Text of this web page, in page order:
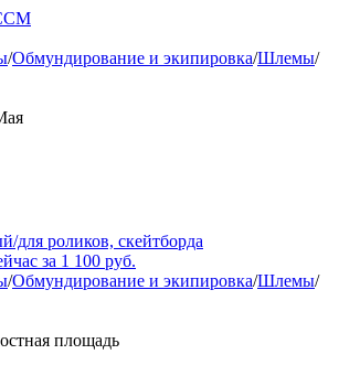
/Обмундирование и экипировка/Шлемы/
для роликов, скейтборда
за 1 100 руб.
/Обмундирование и экипировка/Шлемы/
площадь